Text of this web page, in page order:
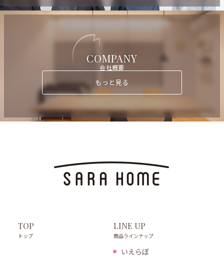
COMPANY
会社概要
もっと見る
TOP
トップ
LINE UP
商品ラインナップ
いえらぼ